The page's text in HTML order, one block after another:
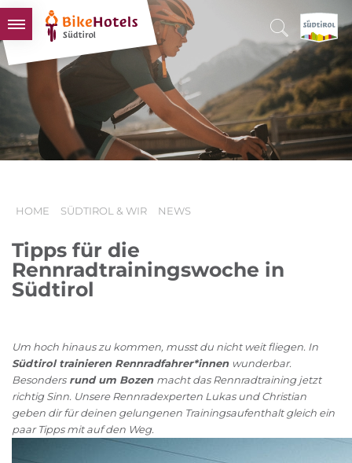
BIKEHOTELS
HOTELS & PAKETE
TOUREN & REVIERE
SÜDTIROL & WIR
HOME SÜDTIROL & WIR NEWS
Tipps für die
Rennradtrainingswoche in
Südtirol
Um hoch hinaus zu kommen, musst du nicht weit fliegen. In
Südtirol trainieren Rennradfahrer*innen wunderbar.
Besondersrund um Bozen macht das Rennradtraining jetzt
richtig Sinn. Unsere Rennradexperten Lukas und Christian
geben dir für deinen gelungenen Trainingsaufenthalt gleich ein
paar Tipps mit auf den Weg.